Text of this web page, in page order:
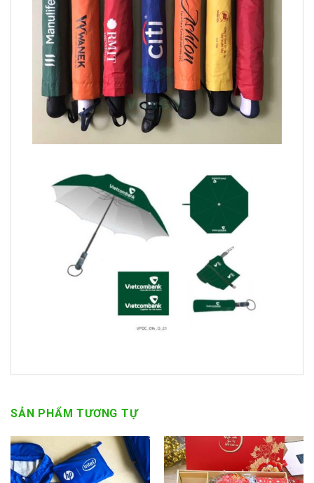
SẢN PHẨM TƯƠNG TỰ